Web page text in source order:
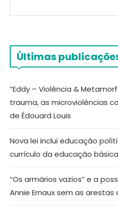
Últimas
“Eddy – Violência &
trauma, as microviolências
de Édouard Louis
Nova lei inclui educação
currículo da educação básica
“Os armários vazios” e a
Annie Ernaux sem as arestas